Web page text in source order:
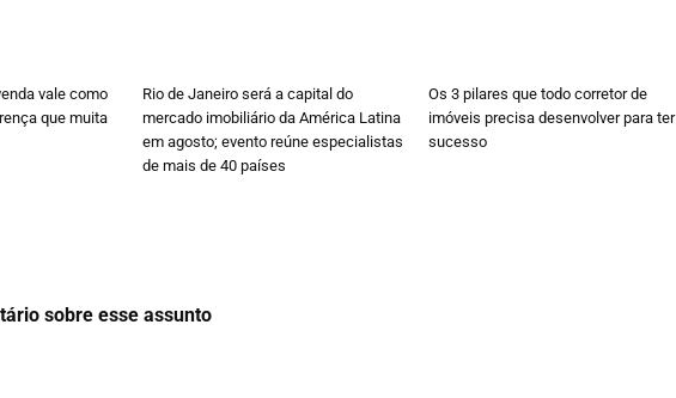
vale como
que muita
Rio de Janeiro será a capital do
mercado imobiliário da América Latina
em agosto; evento reúne especialistas
de mais de 40 países
Os 3 pilares que todo corretor de
imóveis precisa desenvolver para ter
sucesso
sobre esse assunto